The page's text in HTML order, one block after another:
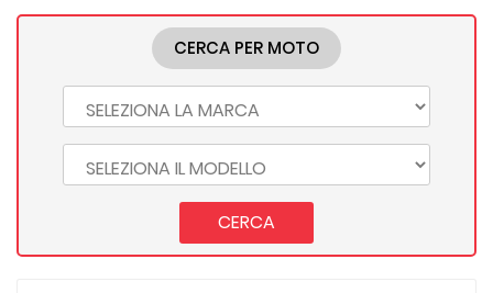
CERCA PER MOTO
CERCA